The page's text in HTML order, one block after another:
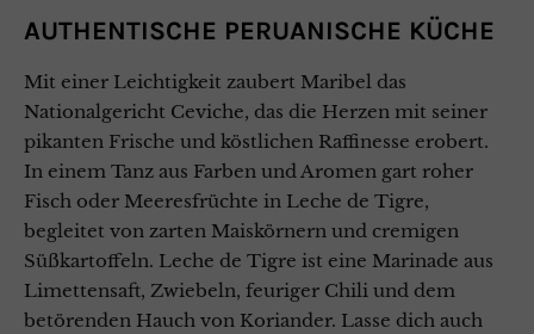
AUTHENTISCHE PERUANISCHE KÜCHE
Mit einer Leichtigkeit zaubert Maribel das
Nationalgericht Ceviche, das die Herzen mit seiner
pikanten Frische und köstlichen Raffinesse erobert.
In einem Tanz aus Farben und Aromen gart roher
Fisch oder Meeresfrüchte in Leche de Tigre,
begleitet von zarten Maiskörnern und cremigen
Süßkartoffeln. Leche de Tigre ist eine Marinade aus
Limettensaft, Zwiebeln, feuriger Chili und dem
betörenden Hauch von Koriander. Lasse dich auch